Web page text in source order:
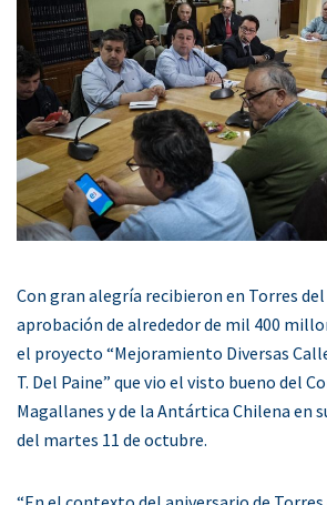
Con gran alegría recibieron en Torres del
aprobación de alrededor de mil 400
el proyecto “Mejoramiento Diversas
T. Del Paine” que vio el visto bueno del
Magallanes y de la Antártica Chilena en
del martes 11 de octubre.